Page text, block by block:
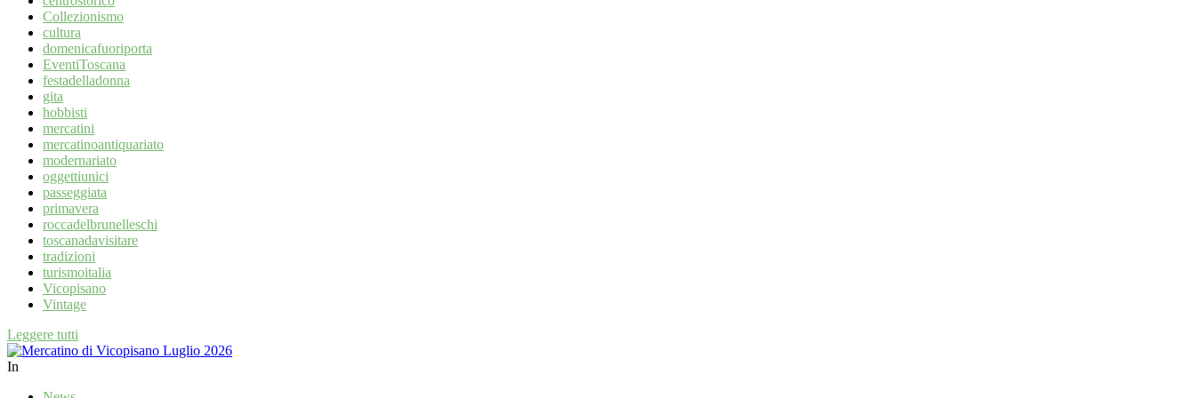
Collezionismo
cultura
domenicafuoriporta
EventiToscana
festadelladonna
gita
hobbisti
mercatini
mercatinoantiquariato
modernariato
oggettiunici
passeggiata
primavera
roccadelbrunelleschi
toscanadavisitare
tradizioni
turismoitalia
Vicopisano
Vintage
Leggere tutti
In